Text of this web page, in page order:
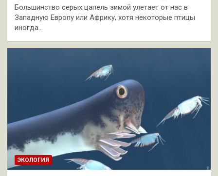
Большинство серых цапель зимой улетает от нас в
Западную Европу или Африку, хотя некоторые птицы
иногда…
ЭКОЛОГИЯ